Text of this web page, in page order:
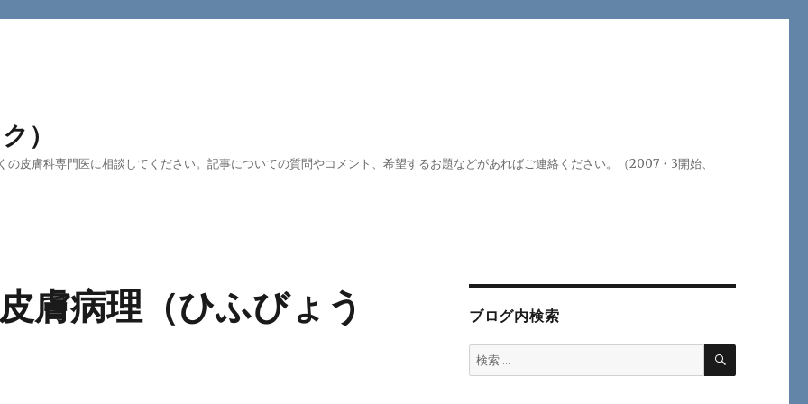
）
皮膚科専門医に相談してください。記事についての質問やコメント、希望するお題などがあればご連絡ください。（2007・3開始、
膚病理（ひふびょう ブログ内検索
検
索:
検